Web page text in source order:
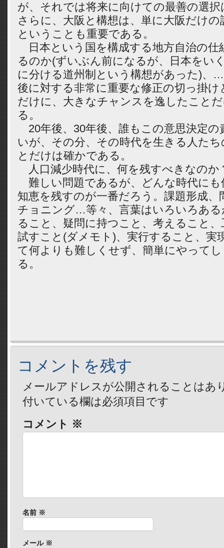
が、それでは将来に向けての最善の選
さらに、大阪と構想は、単に大阪だけ
ということも重要である。
日本という国を構成する地方自治の仕
るのか(ずいぶん前になるが、日本をい
に分ける道州制という構想があった)、
後に対する非常に重要な修正の切っ掛
だけに、大きなチャンスを逸したこと
る。
20年後、30年後、誰もこの意思決定の
いが、その分、その時代を生きる人た
とだけは確かである。
人口減少時代に、何を残すべきなのか
難しい問題であるが、どんな時代にも
知恵を残すのが一番だろう。課題形成、
チョニング…等々、言葉はいろいろある
ること、疑問に持つこと、考えること
試すこと(ダメモト)、実行すること、実
て何よりも難しくせず、簡単にやって
る。
コメントを残す
メールアドレスが公開されることはあ
付いている欄は必須項目です
コメント ※
名前 ※
メール ※